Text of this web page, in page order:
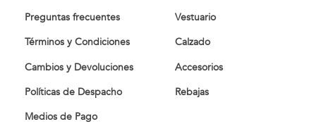
Preguntas frecuentes
Términos y Condiciones
Cambios y Devoluciones
Políticas de Despacho
Medios de Pago
Vestuario
Calzado
Accesorios
Rebajas